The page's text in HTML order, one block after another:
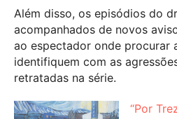
Além disso, os episódios do
acompanhados de novos
ao espectador onde procurar
identifiquem com as
retratadas na série.
“Por